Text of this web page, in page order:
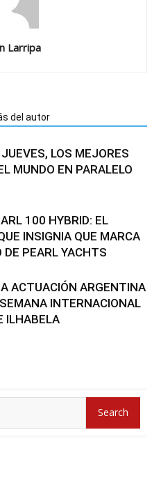
Larripa
del autor
LOS MEJORES
MUNDO EN PARALELO
100 HYBRID: EL
INSIGNIA QUE MARCA
DE PEARL YACHTS
ACTUACIÓN ARGENTINA
INTERNACIONAL
ILHABELA
Search